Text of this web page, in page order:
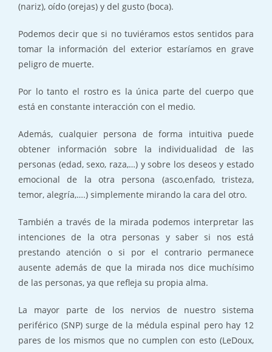
(nariz), oído (orejas) y del gusto (boca).
Podemos decir que si no tuviéramos estos sentidos para
tomar la información del exterior estaríamos en grave
peligro de muerte.
Por lo tanto el rostro es la única parte del cuerpo que
está en constante interacción con el medio.
Además, cualquier persona de forma intuitiva puede
obtener información sobre la individualidad de las
personas (edad, sexo, raza,…) y sobre los deseos y estado
emocional de la otra persona (asco,enfado, tristeza,
temor, alegría,….) simplemente mirando la cara del otro.
También a través de la mirada podemos interpretar las
intenciones de la otra personas y saber si nos está
prestando atención o si por el contrario permanece
ausente además de que la mirada nos dice muchísimo
de las personas, ya que refleja su propia alma.
La mayor parte de los nervios de nuestro sistema
periférico (SNP) surge de la médula espinal pero hay 12
pares de los mismos que no cumplen con esto (LeDoux,